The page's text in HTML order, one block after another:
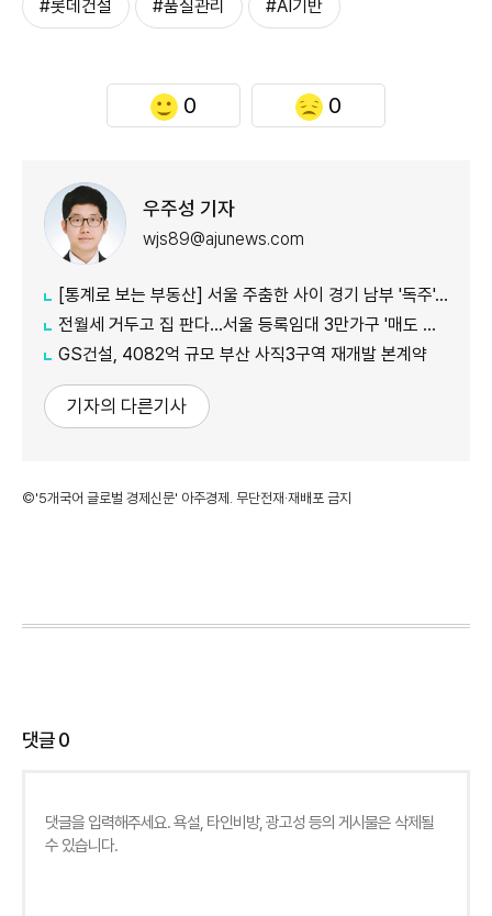
#롯데건설 #품질관리 #AI기반
0 0
우주성 기자
wjs89@ajunews.com
[통계로 보는 부동산] 서울 주춤한 사이 경기 남부 '독주'…세제 개편에 실수요 이동 빨라지나
전월세 거두고 집 판다…서울 등록임대 3만가구 '매도 기로'
GS건설, 4082억 규모 부산 사직3구역 재개발 본계약
기자의 다른기사
©'5개국어 글로벌 경제신문' 아주경제. 무단전재·재배포 금지
댓글0